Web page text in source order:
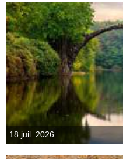
18 juil. 2026